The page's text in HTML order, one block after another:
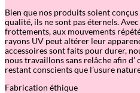
Bien que nos produits soient
qualité, ils ne sont pas éternels.
frottements, aux mouvements
rayons UV peut altérer leur
accessoires sont faits pour durer,
nous travaillons sans relâche afin d’
restant conscients que l’usure
Fabrication éthique